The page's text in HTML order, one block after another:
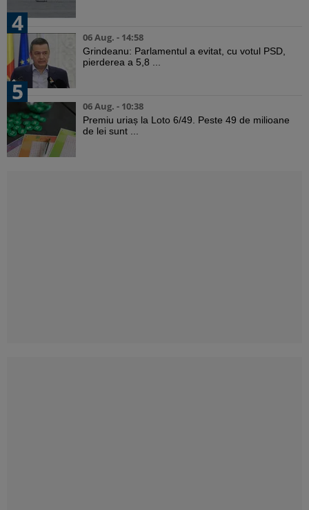
4
06 Aug. - 14:58
Grindeanu: Parlamentul a evitat, cu votul PSD,
pierderea a 5,8 ...
5
06 Aug. - 10:38
Premiu uriaș la Loto 6/49. Peste 49 de milioane
de lei sunt ...